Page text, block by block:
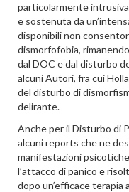
particolarmente
e sostenuta da
disponibili non
dismorfofobia,
dal DOC e dal disturbo
alcuni Autori, fra cui
del disturbo di
delirante.
Anche per il Disturbo di
alcuni reports che ne
manifestazioni
l’attacco di panico e
dopo un’efficace terapia